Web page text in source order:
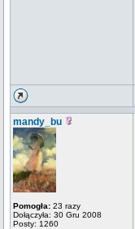
mandy_bu
Pomogła: 23 razy
Dołączyła: 30 Gru 2008
Posty: 1260